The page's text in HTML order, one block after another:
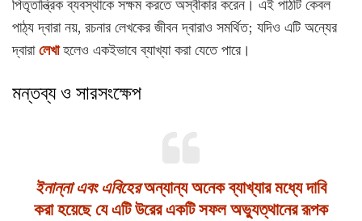
পিতৃতান্ত্রিক ব্যবস্থাকে সক্ষম করতে অস্বীকার করেন। এই পাঠটি কেবল
পাঠ্য দ্বারা নয়, রচনার লেখকের জীবন দ্বারাও সমর্থিত; যদিও এটি অন্যের
দ্বারালেখাহলেও একইভাবে ব্যাখ্যা করা যেতে পারে।
মন্তব্য ও সারসংক্ষেপ
ইনান্না এবং এবিহেরঅন্যান্য অনেক ব্যাখ্যার মধ্যে দাবি
করা হয়েছে যে এটিউরের একটি সফল অভ্যুত্থানের রূপক